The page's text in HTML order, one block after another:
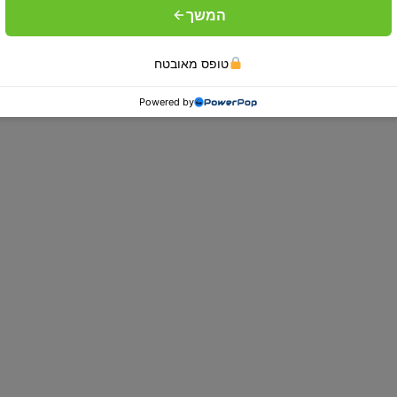
מיטות מתכווננות
סובלים מבעיות בריאות, מתח או
המשך
טופס מאובטח
Powered by